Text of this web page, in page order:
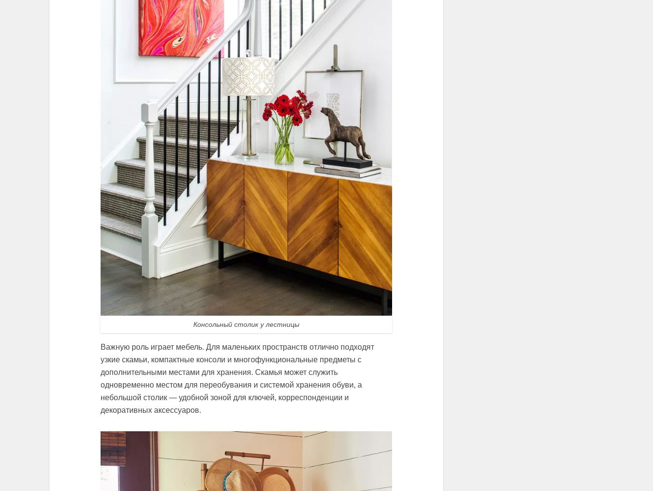
Консольный столик у лестницы
Важную роль играет мебель. Для маленьких пространств отлично подходят
узкие скамьи, компактные консоли и многофункциональные предметы с
дополнительными местами для хранения. Скамья может служить
одновременно местом для переобувания и системой хранения обуви, а
небольшой столик — удобной зоной для ключей, корреспонденции и
декоративных аксессуаров.